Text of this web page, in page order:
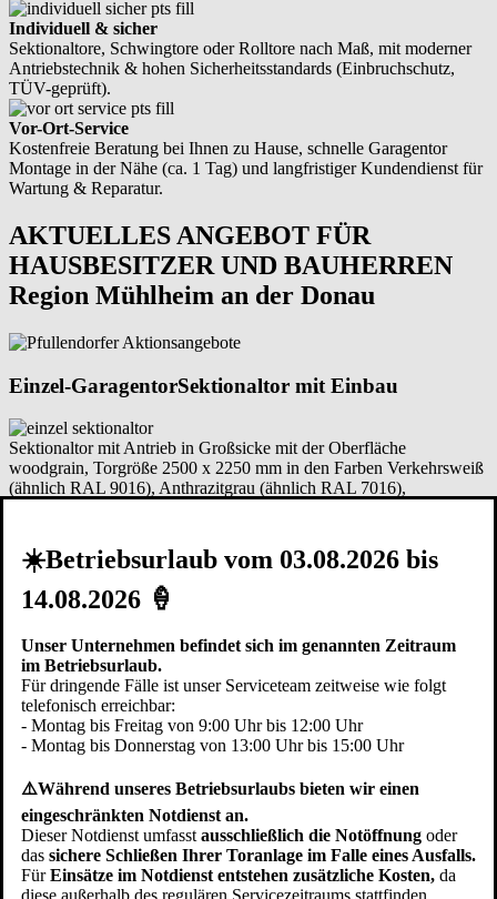
Individuell & sicher
Sektionaltore, Schwingtore oder Rolltore nach Maß, mit moderner
Antriebstechnik & hohen Sicherheitsstandards (Einbruchschutz,
TÜV-geprüft).
Vor-Ort-Service
Kostenfreie Beratung bei Ihnen zu Hause, schnelle Garagentor
Montage in der Nähe (ca. 1 Tag) und langfristiger Kundendienst für
Wartung & Reparatur.
AKTUELLES ANGEBOT FÜR
HAUSBESITZER UND BAUHERREN
Region Mühlheim an der Donau
Einzel-GaragentorSektionaltor mit Einbau
Sektionaltor mit Antrieb in Großsicke mit der Oberfläche
woodgrain, Torgröße 2500 x 2250 mm in den Farben Verkehrsweiß
(ähnlich RAL 9016), Anthrazitgrau (ähnlich RAL 7016),
★ Jetzt ab € 2.649,- inkl. MwSt
✔ Kostenfreie Lieferung und Montage im Raum Mühlheim an
der Donau!
alten Tores, Sanierung der Schwellenschiene etc.
Hier kostenfreien Vor-Ort-Termin vereinbaren
Doppel-Garagentor
Sektionaltor mit Antrieb in Großlamelle mit der Oberfläche
woodgrain, Torgröße 5000 x 2250 mm in den Farben Verkehrsweiß
(ähnlich RAL 9016), Anthrazitgrau (ähnlich RAL 7016),
Graualuminium (ähnlich RAL 9007) oder Weißaluminium (ähnlich
RAL 9006).
★ Jetzt ab € 4.759,- inkl. MwSt
☀️Betriebsurlaub vom 03.08.2026 bis
14.08.2026 🍦
Unser Unternehmen befindet sich im genannten Zeitraum
im Betriebsurlaub.
Für dringende Fälle ist unser Serviceteam zeitweise wie folgt
telefonisch erreichbar:
- Montag bis Freitag von 9:00 Uhr bis 12:00 Uhr
- Montag bis Donnerstag von 13:00 Uhr bis 15:00 Uhr
⚠️Während unseres Betriebsurlaubs bieten wir einen
eingeschränkten Notdienst an.
Dieser Notdienst umfasstausschließlich die Notöffnung oder
das sichere Schließen Ihrer Toranlage im Falle eines Ausfalls.
FürEinsätze im Notdienst entstehen zusätzliche Kosten, da